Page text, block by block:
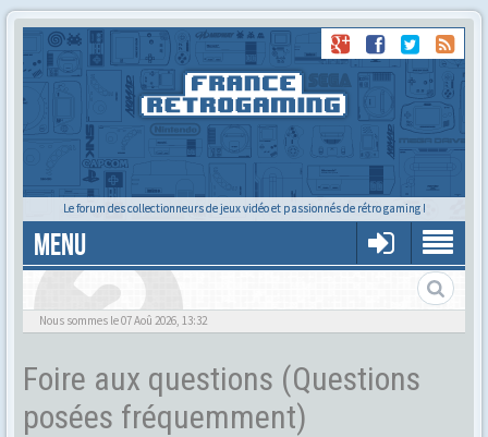
Le forum des collectionneurs de jeux vidéo et passionnés de rétro gaming !
MENU
Foire aux questions
Nous sommes le 07 Aoû 2026, 13:32
Foire aux questions (Questions
posées fréquemment)